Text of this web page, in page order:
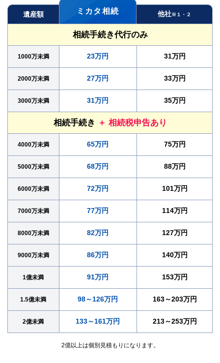
遺産額 ミカタ相続 他社※１・２
相続手続き代行のみ
1000万未満 23万円 31万円
2000万未満 27万円 33万円
3000万未満 31万円 35万円
相続手続き ＋ 相続税申告あり
4000万未満 65万円 75万円
5000万未満 68万円 88万円
6000万未満 72万円 101万円
7000万未満 77万円 114万円
8000万未満 82万円 127万円
9000万未満 86万円 140万円
1億未満 91万円 153万円
1.5億未満 98～126万円 163～203万円
2億未満 133～161万円 213～253万円
2億以上は個別見積もりになります。